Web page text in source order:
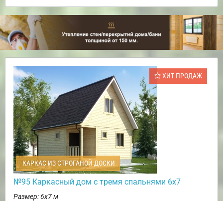
ХИТ ПРОДАЖ
КАРКАС ИЗ СТРОГАНОЙ ДОСКИ
№95 Каркасный дом с тремя спальнями 6х7
Размер: 6х7 м